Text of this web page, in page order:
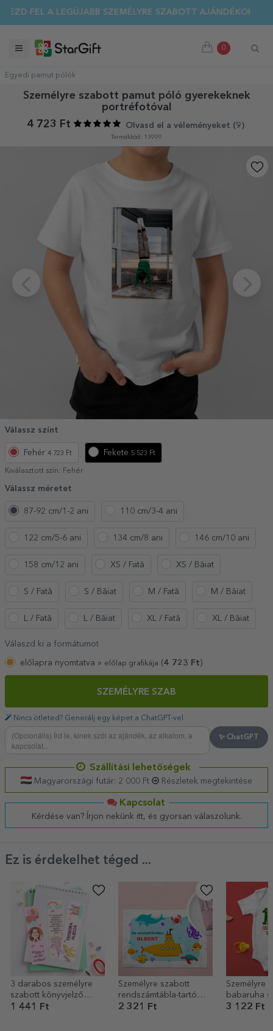
KIÁRUSÍTÁS 🌴 AKÁR 40%-OS KEDVEZMÉNY TÖBB MINT
0
Egyedi pamut pólók
Személyre szabott pamut póló gyerekeknek
portréfotóval
4 723 Ft
Olvasd el a véleményeket (9 )
Termékkód: 13999
Válassz színt
Fehér 4 723 Ft Fekete 5 523 Ft
Kiválasztott szín: Fehér
Válassz méretet
87-92 cm/1-2 ani 110 cm/3-4 ani
122 cm/5-6 ani 134 cm/8 ani 146 cm/10 ani
158 cm/12 ani XS / Fată XS / Băiat
S / Fată S / Băiat M / Fată M / Băiat
L / Fată L / Băiat XL / Fată XL / Băiat
Válaszd ki a formátumot
előlapra nyomtatva » előlap grafikája (4 723 Ft )
SZEMÉLYRE SZAB
Nincs ötleted? Generálj egy képet a ChatGPT-vel
✨ ChatGPT
Szállítási lehetőségek
Magyarországi futár: 2 000 Ft Részletek megtekintése
Kapcsolat
Kérdése van? Írjon nekünk itt, és gyorsan válaszolunk.
Ez is érdekelhet téged ...
3 darabos személyre
szabott könyvjelző
készlet fotóval, névvel
1 441 Ft
Személyre szabott
rendszámtábla-tartó
szöveggel - Ocean
2 321 Ft
Személyre
babaruha
Első
3 122 Ft